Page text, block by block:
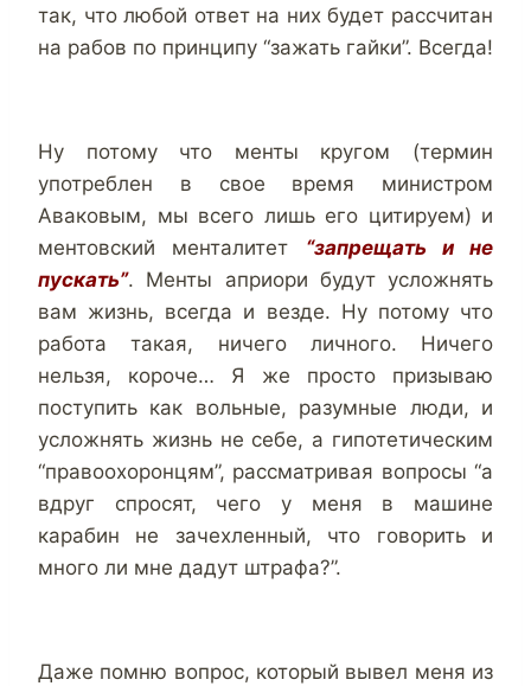
так, что любой ответ на них будет рассчитан
на рабов по принципу “зажать гайки”. Всегда!
Ну потому что менты кругом (термин
употреблен в свое время министром
Аваковым, мы всего лишь его цитируем) и
ментовский менталитет “запрещать и не
пускать”. Менты априори будут усложнять
вам жизнь, всегда и везде. Ну потому что
работа такая, ничего личного. Ничего
нельзя, короче… Я же просто призываю
поступить как вольные, разумные люди, и
усложнять жизнь не себе, а гипотетическим
“правоохоронцям”, рассматривая вопросы “а
вдруг спросят, чего у меня в машине
карабин не зачехленный, что говорить и
много ли мне дадут штрафа?”.
Даже помню вопрос, который вывел меня из